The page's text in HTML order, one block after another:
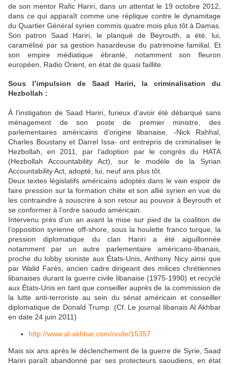
de son mentor Rafic Hariri, dans un attentat le 19 octobre 2012,
dans ce qui apparaît comme une réplique contre le dynamitage
du Quartier Général syrien commis quatre mois plus tôt à Damas.
Son patron Saad Hariri, le planqué de Beyrouth, a été, lui,
caramélisé par sa gestion hasardeuse du patrimoine familial. Et
son empire médiatique ébranlé, notamment son fleuron
européen, Radio Orient, en état de quasi faillite.
Sous l’impulsion de Saad Hariri, la criminalisation du
Hezbollah :
À l’instigation de Saad Hariri, furieux d’avoir été débarqué sans
ménagement de son poste de premier ministre, des
parlementaires américains d’origine libanaise, -Nick Rahhal,
Charles Boustany et Darrel Issa- ont entrepris de criminaliser le
Hezbollah, en 2011, par l’adoption par le congrès du HATA
(Hezbollah Accountability Act), sur le modèle de la Syrian
Accountability Act, adopté, lui, neuf ans plus tôt.
Deux textes législatifs américains adoptés dans le vain espoir de
faire pression sur la formation chiite et son allié syrien en vue de
les contraindre à souscrire à son retour au pouvoir à Beyrouth et
se conformer à l’ordre saoudo américain.
Intervenu près d’un an avant la mise sur pied de la coalition de
l’opposition syrienne off-shore, sous la houlette franco turque, la
pression diplomatique du clan Hariri a été aiguillonnée
notamment par un autre parlementaire américano-libanais,
proche du lobby sioniste aux États-Unis, Anthony Nicy ainsi que
par Walid Farès, ancien cadre dirigeant des milices chrétiennes
libanaises durant la guerre civile libanaise (1975-1990) et recyclé
aux États-Unis en tant que conseiller auprès de la commission de
la lutte anti-terroriste au sein du sénat américain et conseiller
diplomatique de Donald Trump. (Cf. Le journal libanais Al Akhbar
en date 24 juin 2011)
http://www.al-akhbar.com/node/15357
Mais six ans après le déclenchement de la guerre de Syrie, Saad
Hariri paraît abandonné par ses protecteurs saoudiens, en état